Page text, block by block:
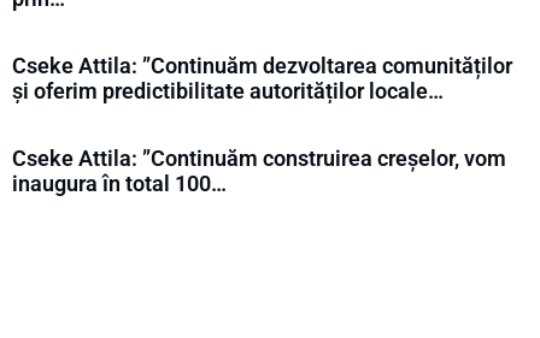
Cseke Attila: ”Continuăm dezvoltarea comunităților
și oferim predictibilitate autorităților locale…
Cseke Attila: ”Continuăm construirea creșelor, vom
inaugura în total 100…